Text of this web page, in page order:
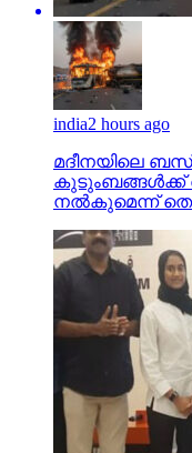
india2 hours ago
മദീനയിലെ ബസ്
കുടുംബങ്ങള്‍ക്ക്
നല്‍കുമെന്ന്